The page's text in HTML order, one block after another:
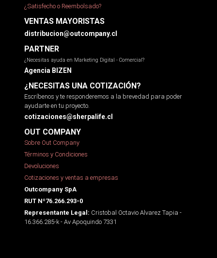
¿Satisfecho o Reembolsado?
VENTAS MAYORISTAS
distribucion@outcompany.cl
PARTNER
¿Necesitas ayuda en Marketing Digital - Comercial?
Agencia BIZEN
¿NECESITAS UNA COTIZACIÓN?
Escríbenos y te responderemos a la brevedad para poder
ayudarte en tu proyecto.
cotizaciones@sherpalife.cl
OUT COMPANY
Sobre Out Company
Términos y Condiciones
Devoluciones
Cotizaciones y ventas a empresas
Outcompany SpA
RUT Nº76.266.293-0
Representante Legal: Cristobal Octavio Alvarez Tapia -
16.366.285-k - Av Apoquindo 7331